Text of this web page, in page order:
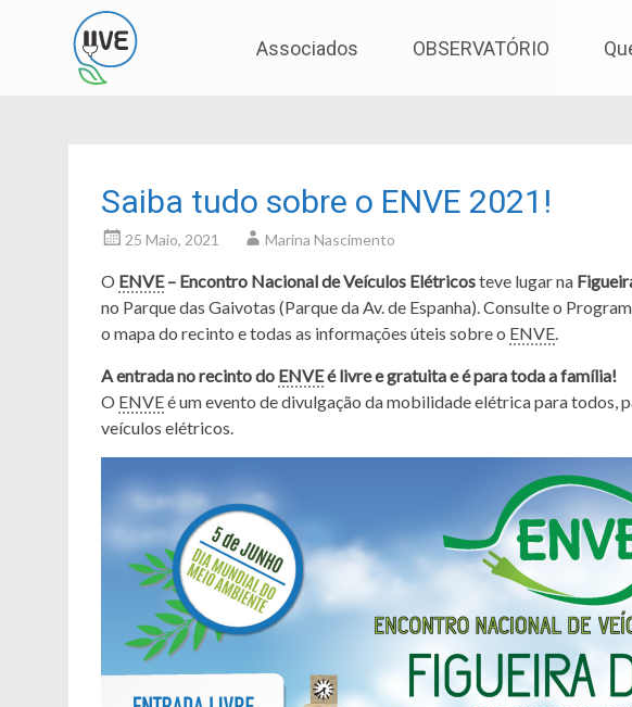
to
Associados OBSERVATÓRIO
Saiba tudo sobre o ENVE 2021!
25 Maio, 2021 Marina Nascimento
O ENVE– Encontro Nacional de Veículos Elétricosteve lugar na
no Parque das Gaivotas (Parque da Av. de Espanha). Consulte o
o mapa do recinto e todas as informações úteis sobre o ENVE.
A entrada no recinto do ENVEé livre e gratuita e é para toda a família!
O ENVEé um evento de divulgação da mobilidade elétrica para todos,
veículos elétricos.